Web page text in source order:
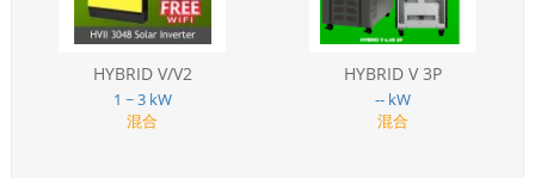
HYBRID V/V2
1 ~ 3 kW
混合
HYBRID V 3P
-- kW
混合